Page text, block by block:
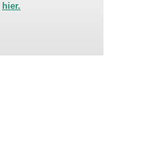
hier.